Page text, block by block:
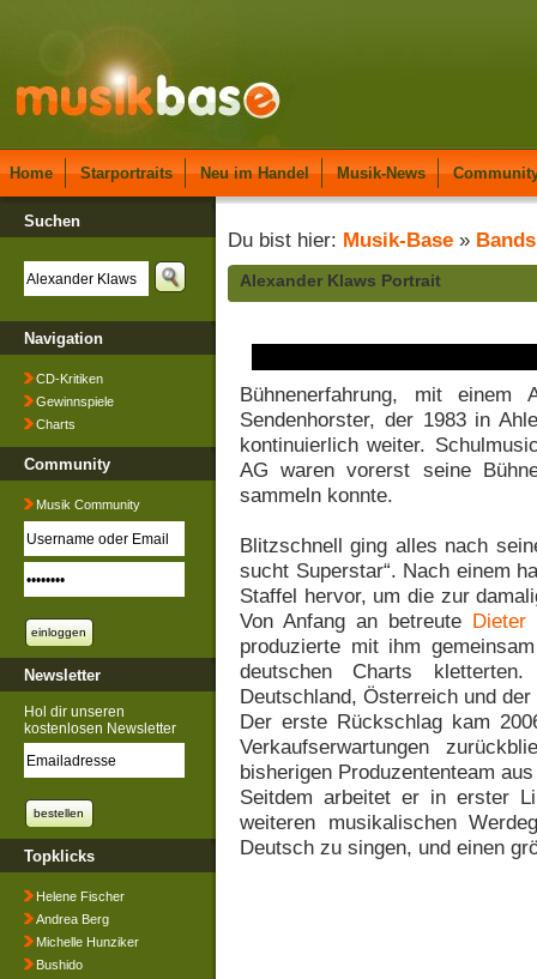
Home Starportraits Neu im Handel Musik-News
Suchen
Navigation
CD-Kritiken
Gewinnspiele
Charts
Community
Musik Community
Newsletter
Hol dir unseren
kostenlosen Newsletter
Topklicks
Helene Fischer
Andrea Berg
Michelle Hunziker
Bushido
Du bist hier: Musik-Base » Bands
Alexander Klaws Portrait
Bühnenerfahrung, mit
Sendenhorster, der 1983 in
kontinuierlich weiter.
AG waren vorerst seine
sammeln konnte.
Blitzschnell ging alles nach
sucht Superstar“. Nach einem
Staffel hervor, um die zur
Von Anfang an betreute Dieter
produzierte mit ihm
deutschen Charts
Deutschland, Österreich und
Der erste Rückschlag kam
Verkaufserwartungen
bisherigen Produzententeam
Seitdem arbeitet er in erster
weiteren musikalischen
Deutsch zu singen, und einen